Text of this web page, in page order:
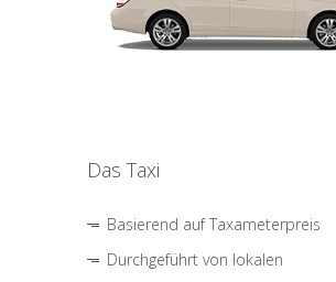
Das Taxi
Basierend auf Taxameterpreis
Durchgeführt von lokalen